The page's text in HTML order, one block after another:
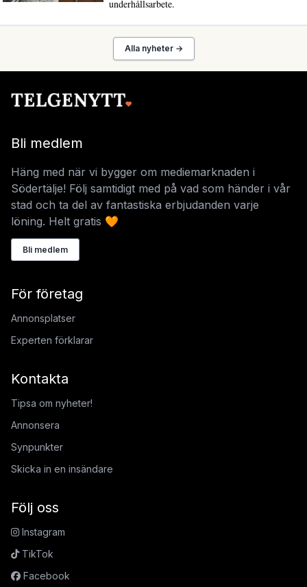
underhållsarbete.
Alla nyheter →
Bli medlem
Häng med när vi bygger om mediemarknaden i
Södertälje! Följ samtidigt med på vad som händer i vår
stad och ta del av fantastiska erbjudanden varje
löning. Helt gratis 🧡
Bli medlem
För företag
Annonsplatser
Experten förklarar
Kontakta
Tipsa om nyheter!
Annonsera
Synpunkter
Skicka in en insändare
Följ oss
Instagram
TikTok
Facebook